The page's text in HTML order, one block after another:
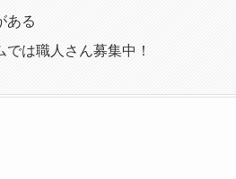
ある
は職人さん募集中！